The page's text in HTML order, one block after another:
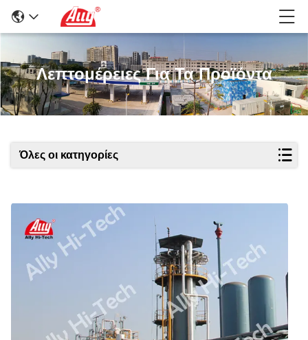
Λεπτομέρειες Για Τα Προϊόντα
Όλες οι κατηγορίες